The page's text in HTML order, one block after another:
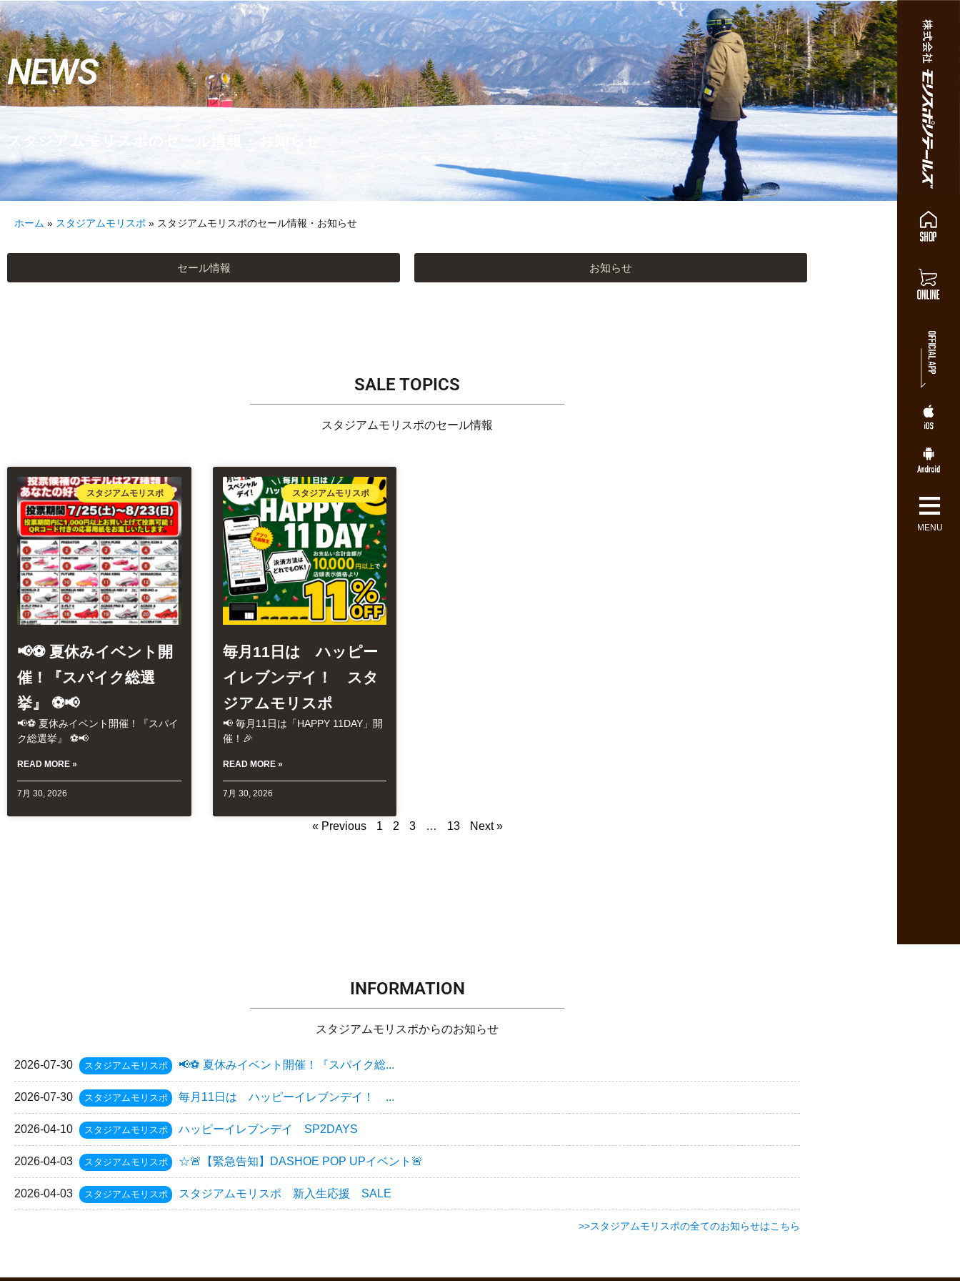
≡
MENU
NEWS
スタジアムモリスポのセール情報・お知らせ
ホーム » スタジアムモリスポ » スタジアムモリスポのセール情報・お知らせ
セール情報 お知らせ
SALE TOPICS
スタジアムモリスポのセール情報
スタジアムモリスポ
📢⚽ 夏休みイベント開
催！『スパイク総選
挙』 ⚽📢
📢⚽ 夏休みイベント開催！『スパイ
ク総選挙』 ⚽📢
READ MORE »
7月 30, 2026
スタジアムモリスポ
毎月11日は ハッピー
イレブンデイ！ スタ
ジアムモリスポ
📢 毎月11日は「HAPPY 11DAY」開
催！🎉
READ MORE »
7月 30, 2026
« Previous 1 2 3 … 13 Next »
INFORMATION
スタジアムモリスポからのお知らせ
2026-07-30 スタジアムモリスポ 📢⚽ 夏休みイベント開催！『スパイク総...
2026-07-30 スタジアムモリスポ 毎月11日は ハッピーイレブンデイ！ ...
2026-04-10 スタジアムモリスポ ハッピーイレブンデイ SP2DAYS
2026-04-03 スタジアムモリスポ ☆🚨【緊急告知】DASHOE POP UPイベント🚨
2026-04-03 スタジアムモリスポ スタジアムモリスポ 新入生応援 SALE
>>スタジアムモリスポの全てのお知らせはこちら